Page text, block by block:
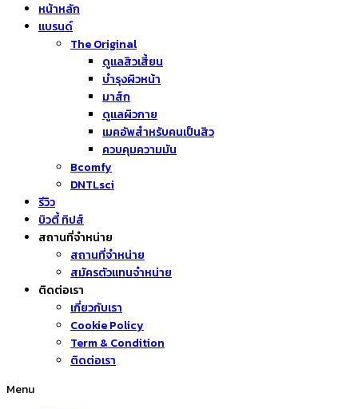
หน้าหลัก
แบรนด์
The Original
ดูแลสิวเสี้ยน
บำรุงผิวหน้า
มาส์ก
ดูแลผิวกาย
เมคอัพสำหรับคนเป็นสิว
ควบคุมความมัน
Bcomfy
DNTLsci
รีวิว
บิวตี้ ทิปส์
สถานที่จำหน่าย
สถานที่จำหน่าย
สมัครตัวแทนจำหน่าย
ติดต่อเรา
เกี่ยวกับเรา
Cookie Policy
Term & Condition
ติดต่อเรา
Menu